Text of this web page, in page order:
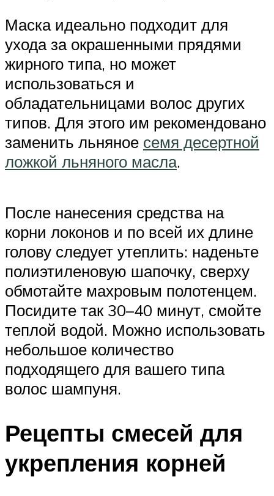
Маска идеально подходит для
ухода за окрашенными прядями
жирного типа, но может
использоваться и
обладательницами волос других
типов. Для этого им рекомендовано
заменить льняное семя десертной
ложкой льняного масла.
После нанесения средства на
корни локонов и по всей их длине
голову следует утеплить: наденьте
полиэтиленовую шапочку, сверху
обмотайте махровым полотенцем.
Посидите так 30–40 минут, смойте
теплой водой. Можно использовать
небольшое количество
подходящего для вашего типа
волос шампуня.
Рецепты смесей для
укрепления корней